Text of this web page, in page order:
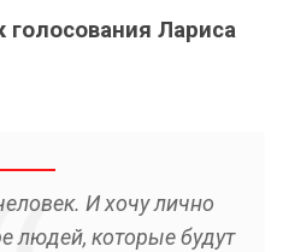
Лариса
И хочу лично
людей, которые будут